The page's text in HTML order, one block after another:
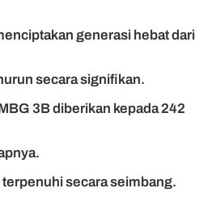
generasi hebat dari
secara signifikan.
3B diberikan kepada 242
secara seimbang.